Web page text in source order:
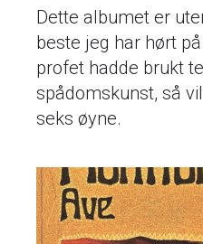
Dette albumet er
beste jeg har hørt
profet hadde brukt
spådomskunst, så
seks øyne.